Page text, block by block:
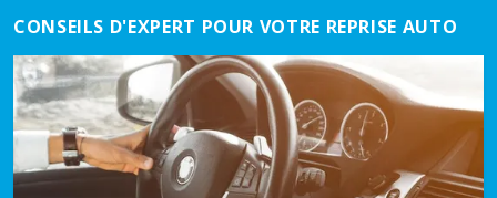
CONSEILS D'EXPERT POUR VOTRE REPRISE AUTO